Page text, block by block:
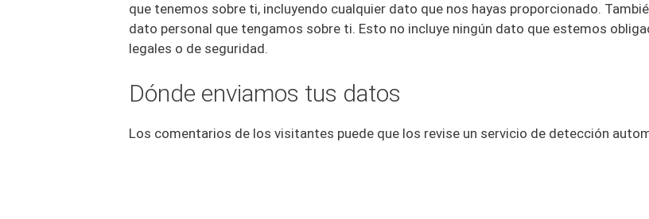
que tenemos sobre ti, incluyendo cualquier dato que nos hayas proporcionado.
dato personal que tengamos sobre ti. Esto no incluye ningún dato que estemos
legales o de seguridad.
Dónde enviamos tus datos
Los comentarios de los visitantes puede que los revise un servicio de detección